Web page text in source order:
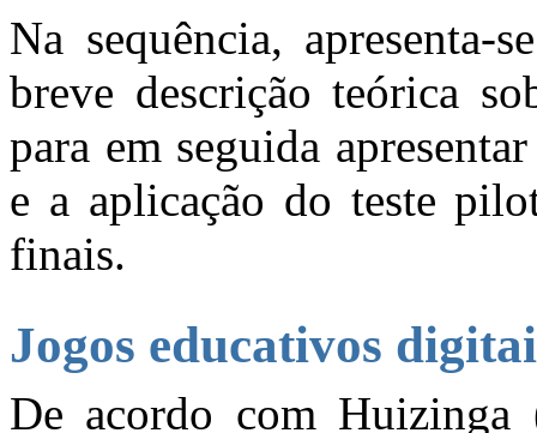
Na sequência,
breve descrição teórica
para em seguida
e a aplicação do teste
finais.
Jogos educativos
De acordo com